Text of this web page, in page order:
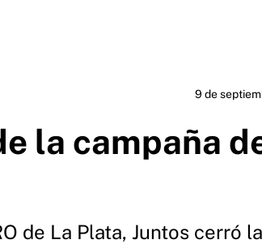
9 de
la campaña
de La Plata, Juntos cerró la